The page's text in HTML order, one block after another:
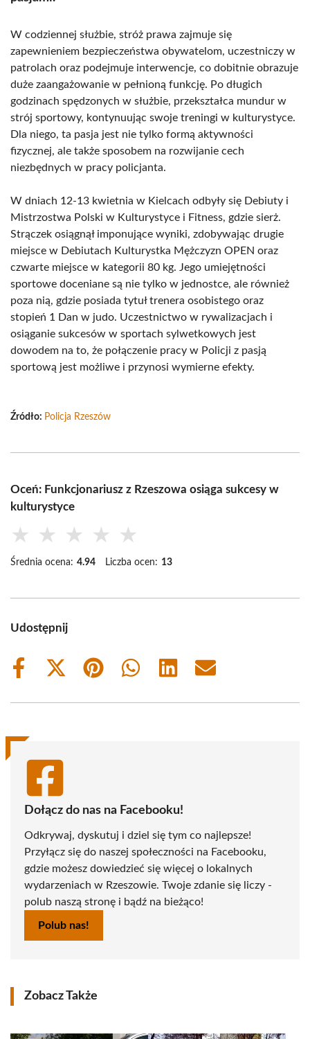
W codziennej służbie, stróż prawa zajmuje się
zapewnieniem bezpieczeństwa obywatelom, uczestniczy w
patrolach oraz podejmuje interwencje, co dobitnie obrazuje
duże zaangażowanie w pełnioną funkcję. Po długich
godzinach spędzonych w służbie, przekształca mundur w
strój sportowy, kontynuując swoje treningi w kulturystyce.
Dla niego, ta pasja jest nie tylko formą aktywności
fizycznej, ale także sposobem na rozwijanie cech
niezbędnych w pracy policjanta.
W dniach 12-13 kwietnia w Kielcach odbyły się Debiuty i
Mistrzostwa Polski w Kulturystyce i Fitness, gdzie sierż.
Strączek osiągnął imponujące wyniki, zdobywając drugie
miejsce w Debiutach Kulturystka Mężczyzn OPEN oraz
czwarte miejsce w kategorii 80 kg. Jego umiejętności
sportowe doceniane są nie tylko w jednostce, ale również
poza nią, gdzie posiada tytuł trenera osobistego oraz
stopień 1 Dan w judo. Uczestnictwo w rywalizacjach i
osiąganie sukcesów w sportach sylwetkowych jest
dowodem na to, że połączenie pracy w Policji z pasją
sportową jest możliwe i przynosi wymierne efekty.
Źródło: Policja Rzeszów
Oceń: Funkcjonariusz z Rzeszowa osiąga sukcesy w
kulturystyce
★ ★ ★ ★ ★
Średnia ocena: 4.94 Liczba ocen: 13
Udostępnij
Share
Share
(Twitter)
Share
Share
Share
Share
Dołącz do nas na Facebooku!
Odkrywaj, dyskutuj i dziel się tym co najlepsze!
Przyłącz się do naszej społeczności na Facebooku,
gdzie możesz dowiedzieć się więcej o lokalnych
wydarzeniach w Rzeszowie. Twoje zdanie się liczy -
polub naszą stronę i bądź na bieżąco!
Polub nas!
Zobacz Także